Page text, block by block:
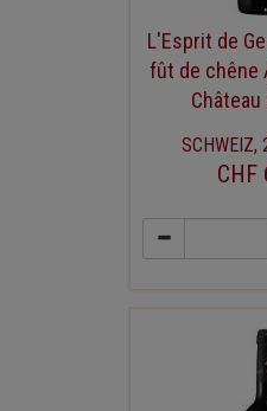
L'Esprit de
fût de chêne
SCHWEIZ,
CHF